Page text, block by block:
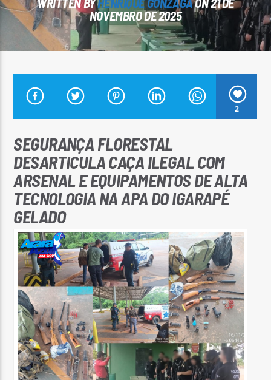
Arara Azul FM
NOVEMBRO DE 2025
2
SEGURANÇA FLORESTAL
DESARTICULA CAÇA ILEGAL COM
ARSENAL E EQUIPAMENTOS DE ALTA
TECNOLOGIA NA APA DO IGARAPÉ
GELADO